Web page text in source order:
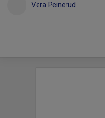
Vera Peinerud